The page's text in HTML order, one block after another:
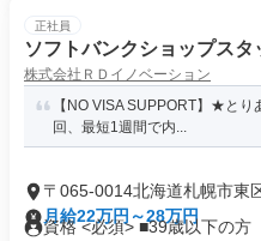
正社員
ソフトバンクショップスタ
株式会社ＲＤイノベーション
【NO VISA SUPPORT】★と
回、最短1週間で内...
〒065-0014北海道札幌市東
月給22万円～28万円
資格 <必須> ■39歳以下の